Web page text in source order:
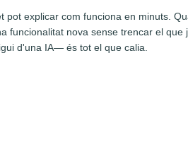
explicar com funciona en minuts.
funcionalitat nova sense trencar el
d'una IA— és tot el que calia.